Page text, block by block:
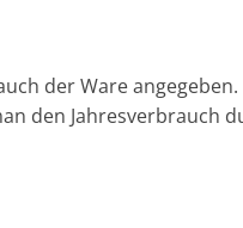
der Ware
den Jahresverbrauch